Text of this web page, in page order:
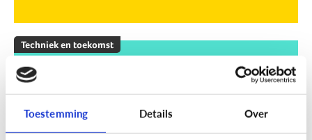
Toestemming Details Over
Techniek en toekomst
Wat zijn smart devices?